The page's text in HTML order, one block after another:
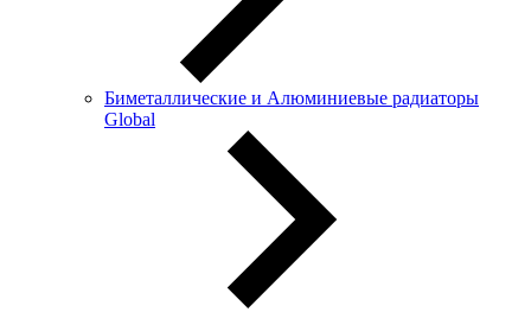
Биметаллические и Алюминиевые радиаторы
Global